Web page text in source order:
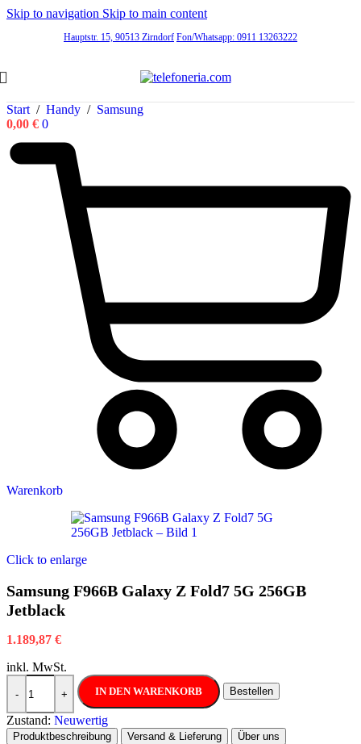
Skip to navigation Skip to main content
Hauptstr. 15, 90513 Zirndorf Fon/Whatsapp: 0911 13263222
Start / Handy / Samsung
0,00 € 0
Warenkorb
Click to enlarge
Samsung F966B Galaxy Z Fold7 5G 256GB
Jetblack
1.189,87 €
inkl. MwSt.
-
Samsung F966B Galaxy Z Fold7 5G 256GB Jetblack Menge
+ IN DEN WARENKORB Bestellen
Zustand: Neuwertig
Produktbeschreibung Versand & Lieferung Über uns